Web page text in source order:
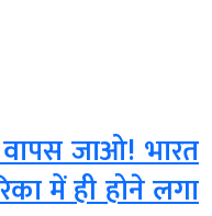
वापस जाओ! भारत
में ही होने लगा